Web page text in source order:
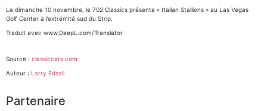
Le dimanche 10 novembre, le 702 Classics présente « Italian Stallions » au Las Vegas
Golf Center à l’extrémité sud du Strip.
Traduit avec www.DeepL.com/Translator
Source : classiccars.com
Auteur : Larry Edsall
Partenaire